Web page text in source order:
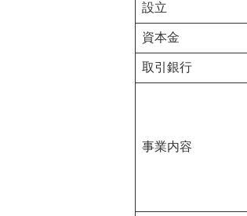
設立
資本金
取引銀行
事業内容